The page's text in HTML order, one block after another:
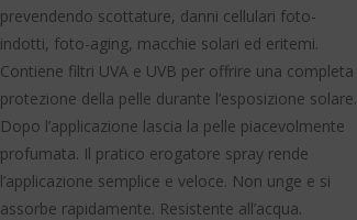
prevendendo scottature, danni cellulari foto-
indotti, foto-aging, macchie solari ed eritemi.
Contiene filtri UVA e UVB per offrire una completa
protezione della pelle durante l’esposizione solare.
Dopo l’applicazione lascia la pelle piacevolmente
profumata. Il pratico erogatore spray rende
l’applicazione semplice e veloce. Non unge e si
assorbe rapidamente. Resistente all’acqua.